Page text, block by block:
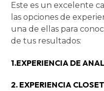
Este es un excelente
las opciones de
una de ellas para
de tus resultados:
1.EXPERIENCIA DE
2. EXPERIENCIA